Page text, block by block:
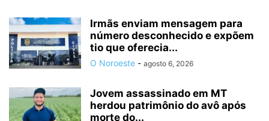
Irmãs enviam mensagem para
número desconhecido e expõem
tio que oferecia...
O Noroeste - agosto 6, 2026
Jovem assassinado em MT
herdou patrimônio do avô após
morte do...